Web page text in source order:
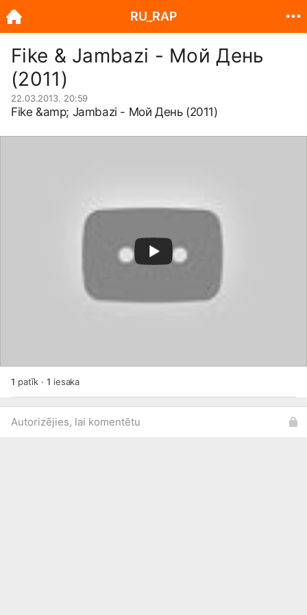
Fike & Jambazi - Мой День
(2011)
22.03.2013. 20:59
Fike &amp; Jambazi - Мой День (2011)
1 patīk ·1 iesaka
Autorizējies, lai komentētu
RU_RAP